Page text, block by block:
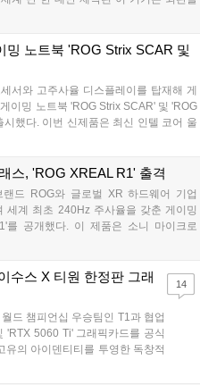
했으며, 내부에는 AMD 라이젠 AI Z2 익
고 한다....
밍 노트북 'ROG Strix SCAR 및
서와 고주사율 디스플레이를 탑재해 게
이밍 노트북 'ROG Strix SCAR' 및 'ROG
했다. 이번 신제품은 최신 인텔 코어 울
기반으로 설계되어 AAA급 게임부터 e
는 프레임 방어 및 쾌적한 플레이 환경
스, 'ROG XREAL R1' 출격
드 ROG와 글로벌 XR 하드웨어 기업
세계 최초 240Hz 주사율을 갖춘 게이밍
를 공개했다. 이 제품은 소니 마이크로
서 최대 171인치의 가상 화면을 구현하
포함됐다. 고주사율과 초저지연 기술을
니터 수준의 매끄러운 게임 플레이 환경
수스 X 티원 한정판 그래
드 챔피언십 우승팀인 T1과 협업
'RTX 5060 Ti' 그래픽카드를 공식
유의 아이덴티티를 투영한 독창적
각 기술을 결합하여, 게임 플레이
14